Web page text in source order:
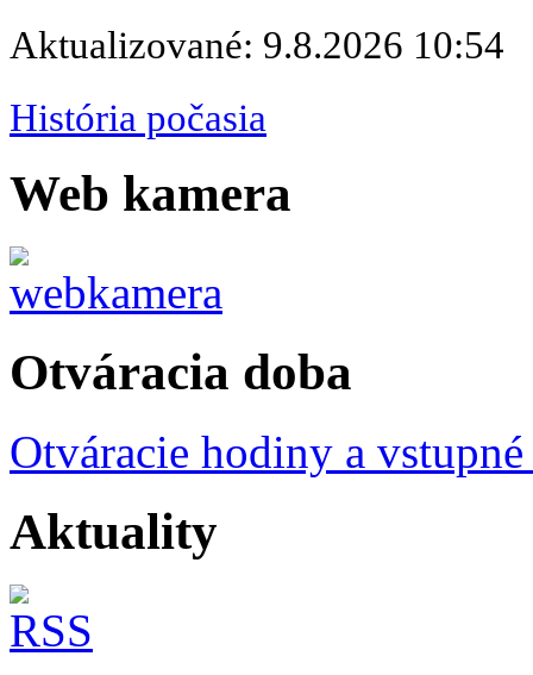
Aktualizované: 9.8.2026 10:54
História počasia
Web kamera
Otváracia doba
Otváracie hodiny a
Aktuality